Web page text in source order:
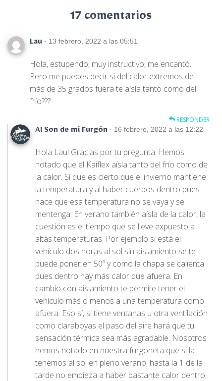
17 comentarios
Lau · 13 febrero, 2022 a las 05:51
Hola, estupendo, muy instructivo, me encantó.
Pero me puedes decir si del calor extremos de
más de 35 grados fuera te aísla tanto como del
frío???
RESPONDER
Al Son de mi Furgón · 16 febrero, 2022 a las 12:22
Hola Lau! Gracias por tu pregunta. Hemos
notado que el Kaiflex aísla tanto del frío como de
la calor. Sí que es cierto que el invierno mantiene
la temperatura y al haber cuerpos dentro pues
hace que esa temperatura no se vaya y se
mentenga. En verano también aísla de la calor, la
cuestión es el tiempo que se lleve expuesto a
altas temperaturas. Por ejemplo si está el
vehículo dos horas al sol sin aislamiento se te
puede poner en 50º y como la chapa se calienta
pues dentro hay más calor que afuera. En
cambio con aislamiento te permite tener el
vehículo más o menos a una temperatura como
afuera. Eso sí, si tiene ventanas u otra ventilación
como claraboyas el paso del aire hará que tu
sensación térmica sea más agradable. Nosotros
hemos notado en nuestra furgoneta que si la
tenemos al sol en pleno verano, hasta la 1 de la
tarde no empieza a haber bastante calor dentro,